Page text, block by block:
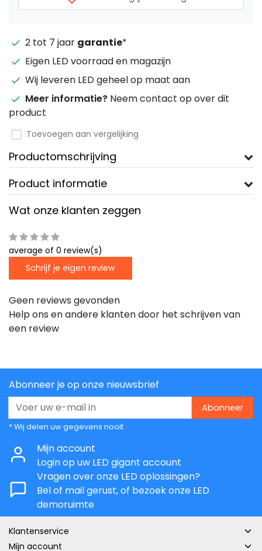
2 tot 7 jaar garantie*
Eigen LED voorraad en magazijn
Wij leveren LED geheel op maat aan
Meer informatie? Neem contact op over dit
product
Toevoegen aan vergelijking
Productomschrijving
Product informatie
Wat onze klanten zeggen
average of 0 review(s)
Schrijf je eigen review
Geen reviews gevonden
Help ons en andere klanten door het schrijven van
een review
Abonneer je op onze nieuwsbrief
Abonneer
* Wij delen uw gegevens nooit
Mijn account
Login op uw LED gigant account
Vragen over onze LED oplossingen?
Bel of mail gerust, of bezoek onze LED
demoruimte
Klantenservice
Mijn account